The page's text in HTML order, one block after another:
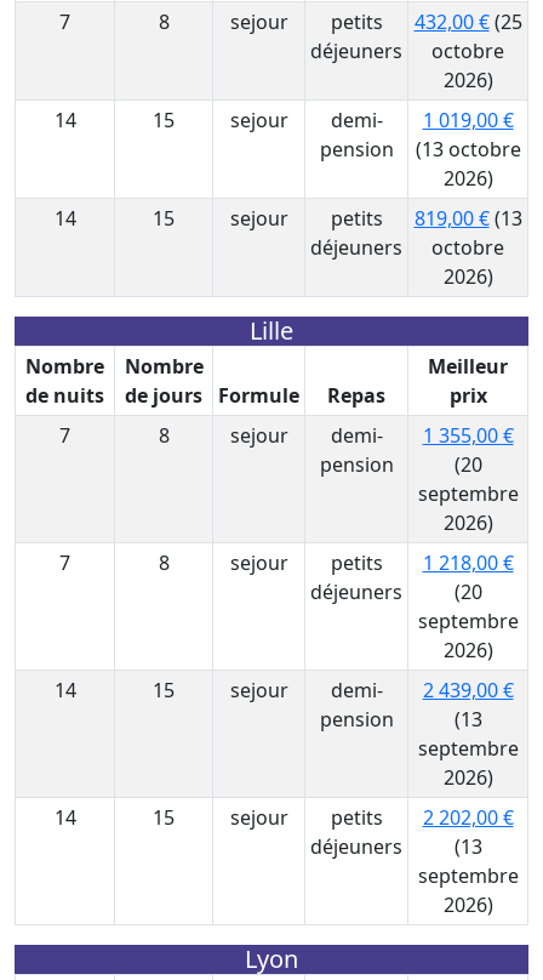
7 8 sejour
petits
déjeuners
432,00 €(25
octobre
2026)
14
15 sejour
demi-
pension
1 019,00 €
(13 octobre
2026)
14
15 sejour
petits
déjeuners
819,00 €(13
octobre
2026)
Lille
Nombre
de nuits
Nombre
de jours
Formule Repas
Meilleur
prix
7
8 sejour
demi-
pension
1 355,00 €
(20
septembre
2026)
7
8 sejour
petits
déjeuners
1 218,00 €
(20
septembre
2026)
14
15 sejour
demi-
pension
2 439,00 €
(13
septembre
2026)
14
15 sejour
petits
déjeuners
2 202,00 €
(13
septembre
2026)
Lyon